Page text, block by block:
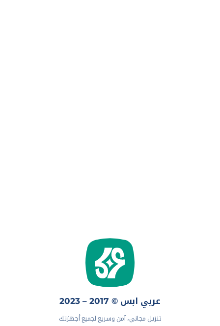
عربي ابس © 2017 – 2023
تنزيل مجاني، آمن وسريع لجميع أجهزتك